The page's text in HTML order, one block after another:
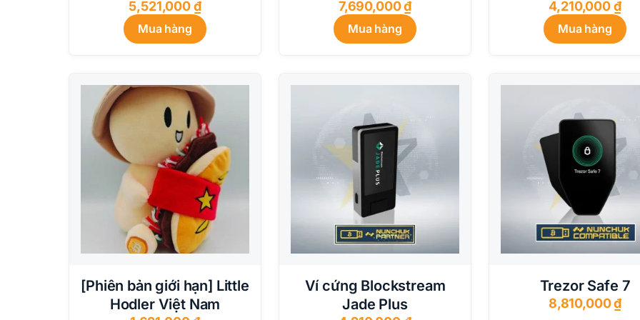
5,521,000₫
Mua hàng
7,690,000₫
Mua hàng
4,210,000₫
Mua hàng
[Phiên bản giới hạn] Little
Hodler Việt Nam
Ví cứng Blockstream
Jade Plus
Trezor Safe 7
8,810,000₫